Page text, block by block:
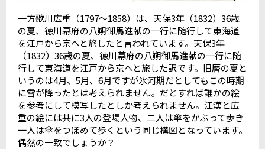
一方歌川広重（1797～1858）は、天保3年（1832）36歳
の夏、徳川幕府の八朔御馬進献の一行に随行して東海道
を江戸から京へと旅したと言われています。天保3年
（1832）36歳の夏、徳川幕府の八朔御馬進献の一行に随
行して東海道を江戸から京へと旅した訳です。旧暦の夏と
いうのは4月、5月、6月ですが氷河期だとしてもこの時期
に雪が降ったとは考えられません。だとすれば誰かの絵
を参考にして模写したとしか考えられません。江漢と広
重の絵には共に3人の登場人物、二人は傘をかぶって歩き
一人は傘をつぼめて歩くという同じ構図となっています。
偶然の一致でしょうか？